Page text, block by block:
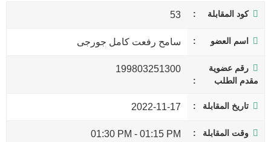
كود المقابلة 53
اسم العضو سامح رفعت كامل جورجى
رقم عضوية
مقدم الطلب
199803251300
تاريخ المقابلة 2022-11-17
وقت المقابلة 01:15 PM
-
01:30 PM